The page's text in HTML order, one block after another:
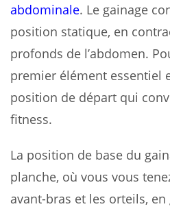
abdominale. Le gainage
position statique, en
profonds de l’abdomen.
premier élément essentiel
position de départ qui
fitness.
La position de base du
planche, où vous vous
avant-bras et les orteils,